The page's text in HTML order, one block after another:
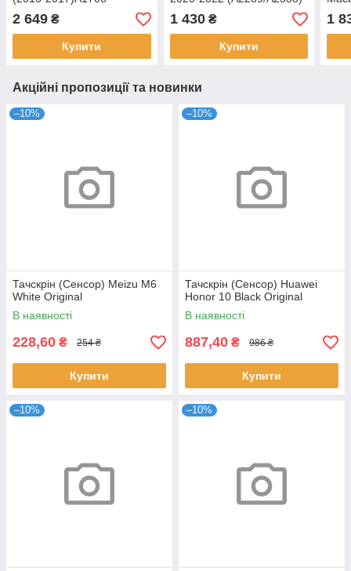
(11.41V,49.2Wh,4314mAh)
APN:613-3291 Original
2 649 ₴
Купити
ND55C15-19F03 Original
1 430₴
Купити
1
Акційні пропозиції та новинки
–10%
Тачскрін (Сенсор) Meizu M6
White Original
В наявності
228,60 ₴ 254 ₴
Купити
–10%
Тачскрін (Сенсор) Huawei
Honor 10 Black Original
В наявності
887,40 ₴ 986 ₴
Купити
–10% –10%